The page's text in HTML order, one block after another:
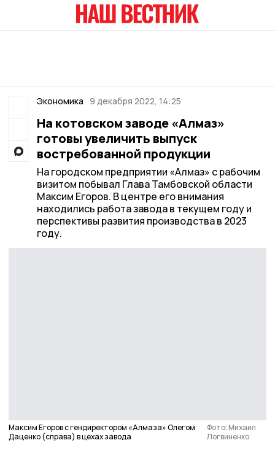
Экономика 9 декабря 2022, 14:25
На котовском заводе «Алмаз»
готовы увеличить выпуск
востребованной продукции
На городском предприятии «Алмаз» с рабочим
визитом побывал Глава Тамбовской области
Максим Егоров. В центре его внимания
находились работа завода в текущем году и
перспективы развития производства в 2023
году.
Максим Егоров с гендиректором «Алмаза» Олегом
Даценко (справа) в цехах завода
Фото: Михаил
Логвиненко